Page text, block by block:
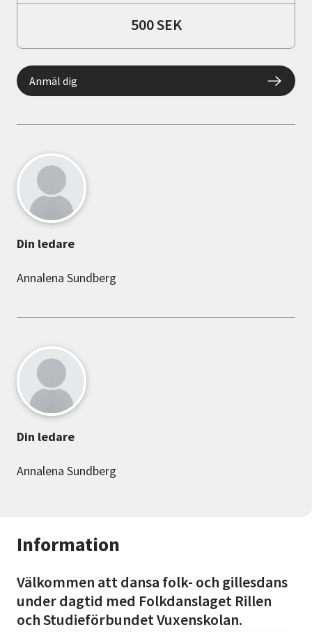
Information
Välkommen att dansa folk- och gillesdans
under dagtid med Folkdanslaget Rillen
och Studieförbundet Vuxenskolan.
500 SEK
Anmäl dig
Din ledare
Annalena Sundberg
Din ledare
Annalena Sundberg